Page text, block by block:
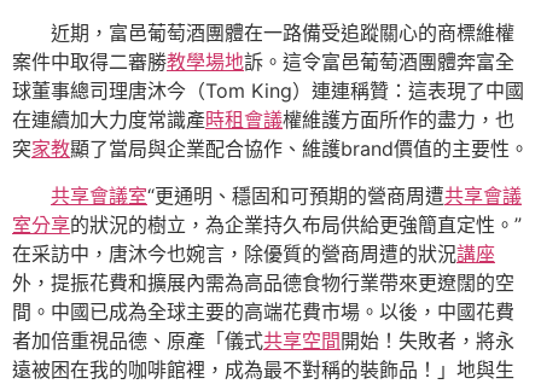
近期，富邑葡萄酒團體在一路備受追蹤關心的商標維權
案件中取得二審勝教學場地訴。這令富邑葡萄酒團體奔富全
球董事總司理唐沐今（Tom King）連連稱贊：這表現了中國
在連續加大力度常識產時租會議權維護方面所作的盡力，也
突家教顯了當局與企業配合協作、維護brand價值的主要性。
共享會議室“更通明、穩固和可預期的營商周遭共享會議
室分享的狀況的樹立，為企業持久布局供給更強簡直定性。”
在采訪中，唐沐今也婉言，除優質的營商周遭的狀況講座
外，提振花費和擴展內需為高品德食物行業帶來更遼闊的空
間。中國已成為全球主要的高端花費市場。以後，中國花費
者加倍重視品德、原產「儀式共享空間開始！失敗者，將永
遠被困在我的咖啡館裡，成為最不對稱的裝飾品！」地與生